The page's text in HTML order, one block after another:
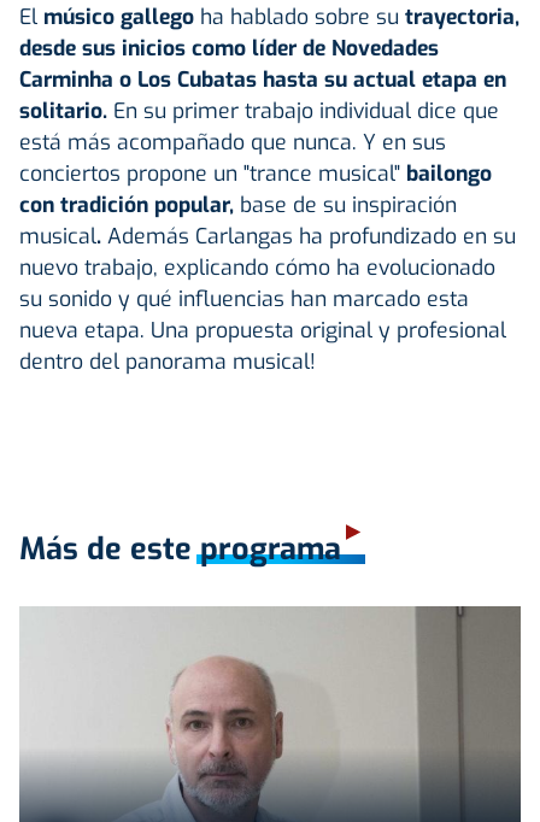
El músico gallego ha hablado sobre su trayectoria,
desde sus inicios como líder de Novedades
Carminha o Los Cubatas hasta su actual etapa en
solitario. En su primer trabajo individual dice que
está más acompañado que nunca. Y en sus
conciertos propone un "trance musical" bailongo
con tradición popular, base de su inspiración
musical. Además Carlangas ha profundizado en su
nuevo trabajo, explicando cómo ha evolucionado
su sonido y qué influencias han marcado esta
nueva etapa. Una propuesta original y profesional
dentro del panorama musical!
Más de este programa